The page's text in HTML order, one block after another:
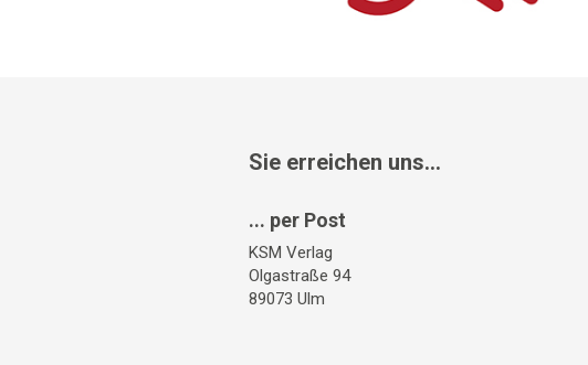
Sie erreichen uns...
... per Post
KSM Verlag
Olgastraße 94
89073 Ulm